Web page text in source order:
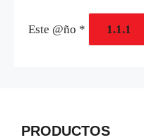
Este @ño *
PRODUCTOS